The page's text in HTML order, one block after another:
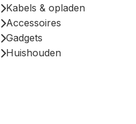
Kabels & opladen
Accessoires
Gadgets
Huishouden